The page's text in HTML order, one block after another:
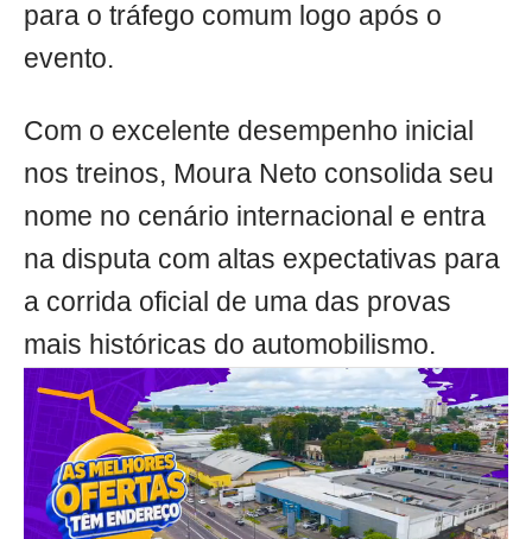
para o tráfego comum logo após o
evento.
Com o excelente desempenho inicial
nos treinos, Moura Neto consolida seu
nome no cenário internacional e entra
na disputa com altas expectativas para
a corrida oficial de uma das provas
mais históricas do automobilismo.